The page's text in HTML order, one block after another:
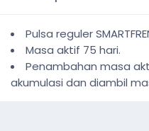
Pulsa reguler
Masa aktif 75 hari.
Penambahan masa
akumulasi dan diambil